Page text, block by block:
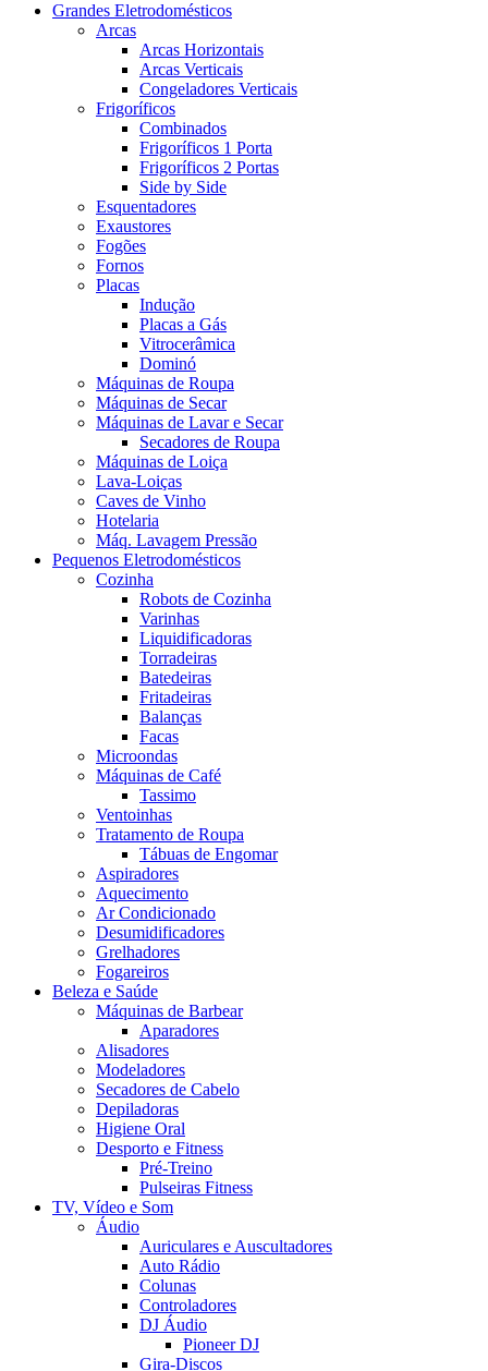
Grandes Eletrodomésticos
Arcas
Arcas Horizontais
Arcas Verticais
Congeladores Verticais
Frigoríficos
Combinados
Frigoríficos 1 Porta
Frigoríficos 2 Portas
Side by Side
Esquentadores
Exaustores
Fogões
Fornos
Placas
Indução
Placas a Gás
Vitrocerâmica
Dominó
Máquinas de Roupa
Máquinas de Secar
Máquinas de Lavar e Secar
Secadores de Roupa
Máquinas de Loiça
Lava-Loiças
Caves de Vinho
Hotelaria
Máq. Lavagem Pressão
Pequenos Eletrodomésticos
Cozinha
Robots de Cozinha
Varinhas
Liquidificadoras
Torradeiras
Batedeiras
Fritadeiras
Balanças
Facas
Microondas
Máquinas de Café
Tassimo
Ventoinhas
Tratamento de Roupa
Tábuas de Engomar
Aspiradores
Aquecimento
Ar Condicionado
Desumidificadores
Grelhadores
Fogareiros
Beleza e Saúde
Máquinas de Barbear
Aparadores
Alisadores
Modeladores
Secadores de Cabelo
Depiladoras
Higiene Oral
Desporto e Fitness
Pré-Treino
Pulseiras Fitness
TV, Vídeo e Som
Áudio
Auriculares e Auscultadores
Auto Rádio
Colunas
Controladores
DJ Áudio
Pioneer DJ
Gira-Discos